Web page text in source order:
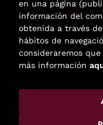
para
en una página
información del
obtenida a través
hábitos de
consideraremos
más información